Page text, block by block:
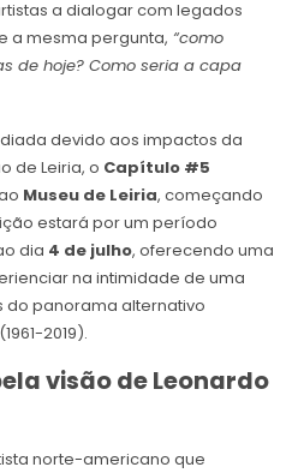
a dialogar com legados
a mesma pergunta, “como
de hoje? Como seria a capa
devido aos impactos da
de Leiria, o Capítulo #5
Museu de Leiria, começando
estará por um período
dia 4 de julho, oferecendo uma
na intimidade de uma
do panorama alternativo
2019).
visão de Leonardo
norte-americano que